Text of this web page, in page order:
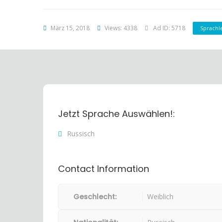
März 15, 2018 Views: 4338 Ad ID: 5718
Jetzt Sprache Auswählen!:
Russisch
Contact Information
Geschlecht: Weiblich